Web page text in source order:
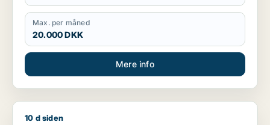
Max. per måned
20.000 DKK
Mere info
Michael søger kontor, lager, værksted, klinik eller
10 d siden